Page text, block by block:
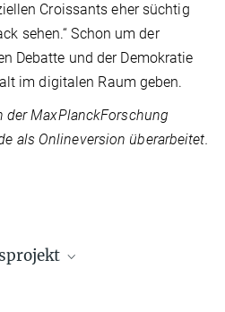
Croissants eher süchtig
sehen.“ Schon um der
Debatte und der Demokratie
im digitalen Raum geben.
der MaxPlanckForschung
als Onlineversion überarbeitet.